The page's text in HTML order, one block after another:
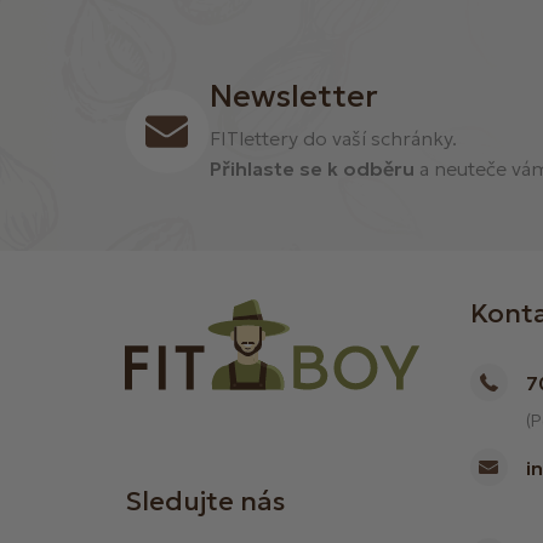
Newsletter
FITlettery do vaší schránky.
Přihlaste se k odběru a neuteče
Sledujte nás